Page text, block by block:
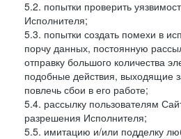
5.2. попытки проверить
Исполнителя;
5.3. попытки создать помехи в
порчу данных, постоянную
отправку большого количества
подобные действия, выходящие
повлечь сбои в его работе;
5.4. рассылку пользователям
разрешения Исполнителя;
5.5. имитацию и/или подделку